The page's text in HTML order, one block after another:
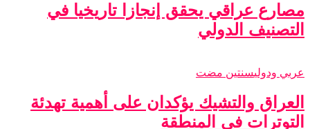
مصارع عراقي يحقق إنجازا تاريخيا في
التصنيف الدولي
عربي ودوليسنتين مضت
العراق والتشيك يؤكدان على أهمية تهدئة
التوترات في المنطقة